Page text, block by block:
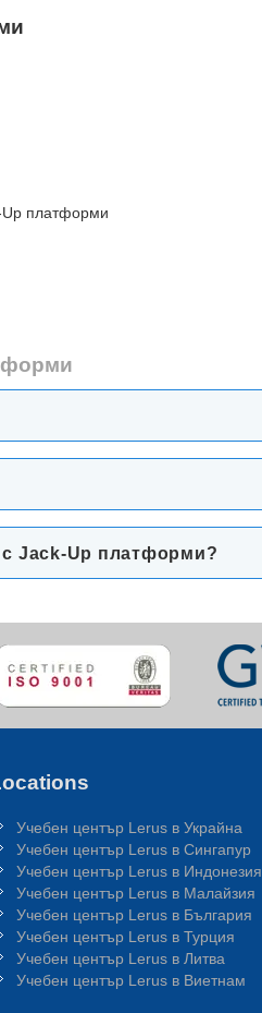
Up платформи
с Jack-Up платформи?
Учебен център Lerus в Украйна
Учебен център Lerus в Сингапур
Учебен център Lerus в Индонезия
Учебен център Lerus в Малайзия
Учебен център Lerus в България
Учебен център Lerus в Турция
Учебен център Lerus в Литва
Учебен център Lerus в Виетнам